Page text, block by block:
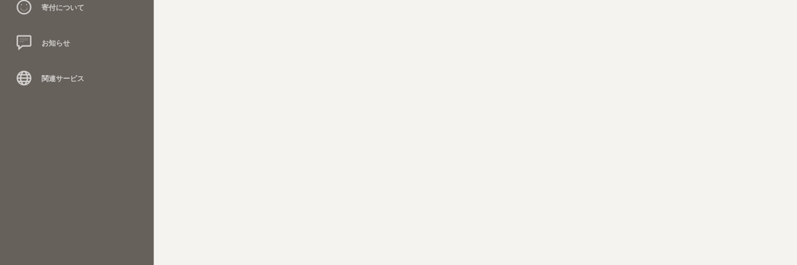
寄付について
お知らせ
関連サービス